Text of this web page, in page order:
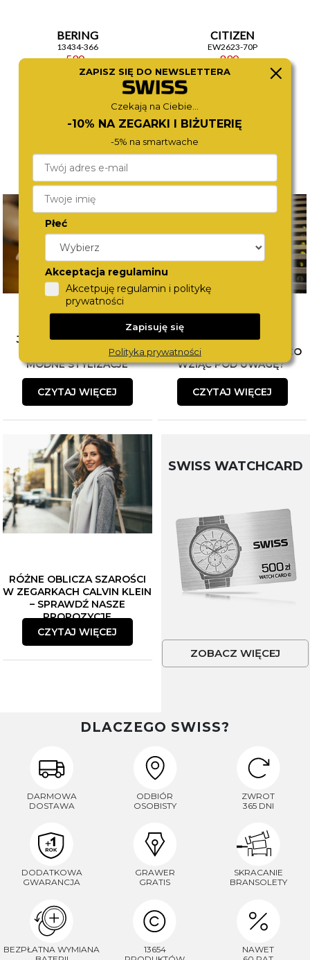
BERING
13434-366
590,-
CITIZEN
EW2623-70P
890,-
JAK ŁĄCZYĆ BIŻUTERIĘ?
POZNAJ SPOSOBY NA
MODNE STYLIZACJE
CZYTAJ WIĘCEJ
WYBÓR PIERWSZEGO
ZEGARKA DLA DZIECKA. CO
WZIĄĆ POD UWAGĘ?
CZYTAJ WIĘCEJ
RÓŻNE OBLICZA SZAROŚCI
W ZEGARKACH CALVIN KLEIN
– SPRAWDŹ NASZE
PROPOZYCJE
CZYTAJ WIĘCEJ
SWISS WATCHCARD
ZOBACZ WIĘCEJ
DLACZEGO SWISS?
DARMOWA
DOSTAWA
ODBIÓR
OSOBISTY
ZWROT
365 DNI
DODATKOWA
GWARANCJA
GRAWER
GRATIS
SKRACANIE
BRANSOLETY
BEZPŁATNA WYMIANA
13654
NAWET
ZAPISZ SIĘ DO NEWSLETTERA
Czekają na Ciebie...
-10% NA ZEGARKI I BIŻUTERIĘ
-5% na smartwache
Płeć
Akceptacja regulaminu
Akcetpuję regulamin i politykę
prywatności
Zapisuję się
Polityka prywatności